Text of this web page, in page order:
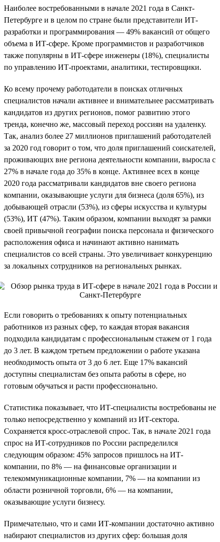
Наиболее востребованными в начале 2021 года в Санкт-
Петербурге и в целом по стране были представители ИТ-
разработки и программирования — 49% вакансий от общего
объема в ИТ-сфере. Кроме программистов и разработчиков
также популярны в ИТ-сфере инженеры (18%), специалисты
по управлению ИТ-проектами, аналитики, тестировщики.
Ко всему прочему работодатели в поисках отличных
специалистов начали активнее и внимательнее рассматривать
кандидатов из других регионов, помог развитию этого
тренда, конечно же, массовый переход россиян на удаленку.
Так, анализ более 27 миллионов приглашений работодателей
за 2020 год говорит о том, что доля приглашений соискателей,
проживающих вне региона деятельности компании, выросла с
27% в начале года до 35% в конце. Активнее всех в конце
2020 года рассматривали кандидатов вне своего региона
компании, оказывающие услуги для бизнеса (доля 65%), из
добывающей отрасли (53%), из сферы искусства и культуры
(53%), ИТ (47%). Таким образом, компании выходят за рамки
своей привычной географии поиска персонала и физического
расположения офиса и начинают активно нанимать
специалистов со всей страны. Это увеличивает конкуренцию
за локальных сотрудников на региональных рынках.
Если говорить о требованиях к опыту потенциальных
работников из разных сфер, то каждая вторая вакансия
подходила кандидатам с профессиональным стажем от 1 года
до 3 лет. В каждом третьем предложении о работе указана
необходимость опыта от 3 до 6 лет. Еще 17% вакансий
доступны специалистам без опыта работы в сфере, но
готовым обучаться и расти профессионально.
Статистика показывает, что ИТ-специалисты востребованы не
только непосредственно у компаний из ИТ-сектора.
Сохраняется кросс-отраслевой спрос. Так, в начале 2021 года
спрос на ИТ-сотрудников по России распределился
следующим образом: 45% запросов пришлось на ИТ-
компании, по 8% — на финансовые организации и
телекоммуникационные компании, 7% — на компании из
области розничной торговли, 6% — на компании,
оказывающие услуги бизнесу.
Примечательно, что и сами ИТ-компании достаточно активно
набирают специалистов из других сфер: большая доля